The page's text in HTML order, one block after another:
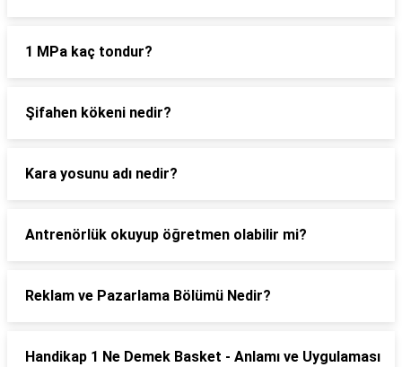
1 MPa kaç tondur?
Şifahen kökeni nedir?
Kara yosunu adı nedir?
Antrenörlük okuyup öğretmen olabilir mi?
Reklam ve Pazarlama Bölümü Nedir?
Handikap 1 Ne Demek Basket - Anlamı ve Uygulaması